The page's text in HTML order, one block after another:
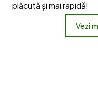
plăcută și mai rapidă!
Vezi